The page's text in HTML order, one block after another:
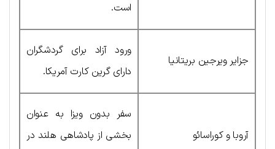
است.
جزایر ویرجین بریتانیا
ورود آزاد برای گردشگران
دارای گرین کارت آمریکا.
آروبا و کوراسائو
سفر بدون ویزا به عنوان
بخشی از پادشاهی هلند در